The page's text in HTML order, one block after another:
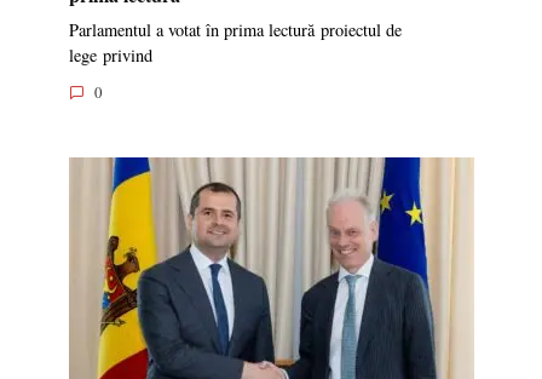
Parlamentul a votat în prima lectură proiectul de
lege privind
0